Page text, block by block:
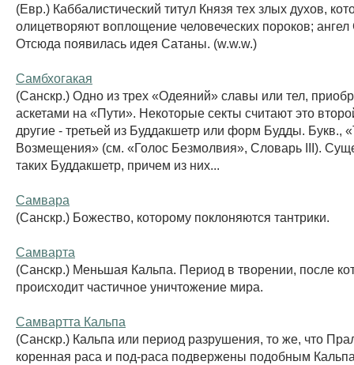
(Евр.) Каббалистический титул Князя тех злых духов,
олицетворяют воплощение человеческих пороков;
Отсюда появилась идея Сатаны. (w.w.w.)
Самбхогакая
(Санскр.) Одно из трех «Одеяний» славы или тел,
аскетами на «Пути». Некоторые секты считают это
другие - третьей из Буддакшетр или форм Будды. Букв.,
Возмещения» (см. «Голос Безмолвия», Словарь III).
таких Буддакшетр, причем из них...
Самвара
(Санскр.) Божество, которому поклоняются тантрики.
Самварта
(Санскр.) Меньшая Кальпа. Период в творении, после
происходит частичное уничтожение мира.
Самвартта Кальпа
(Санскр.) Кальпа или период разрушения, то же, что
коренная раса и под-раса подвержены подобным